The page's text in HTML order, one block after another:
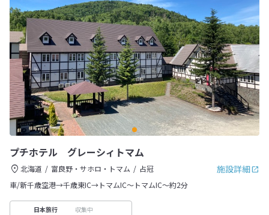
プチホテル グレーシィトマム
施設詳細
北海道 富良野・サホロ・トマム
占冠
車/新千歳空港→千歳東IC→トマムIC～トマムIC～約2分
日本旅行 収集中